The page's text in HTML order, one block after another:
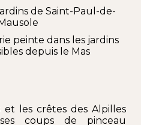
de Saint-Paul-de-
peinte dans les jardins
depuis le Mas
et les crêtes des Alpilles
coups de pinceau